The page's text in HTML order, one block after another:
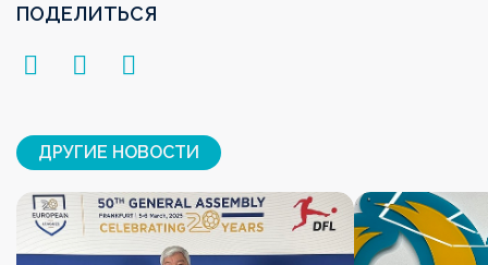
ПОДЕЛИТЬСЯ
ДРУГИЕ НОВОСТИ